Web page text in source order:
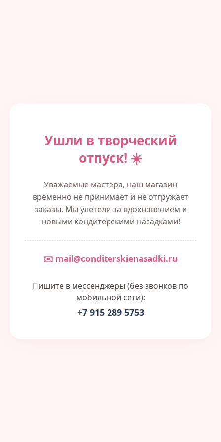
Ушли в творческий
отпуск! ☀️
Уважаемые мастера, наш магазин
временно не принимает и не отгружает
заказы. Мы улетели за вдохновением и
новыми кондитерскими насадками!
✉️ mail@conditerskienasadki.ru
Пишите в мессенджеры (без звонков по
мобильной сети):
+7 915 289 5753